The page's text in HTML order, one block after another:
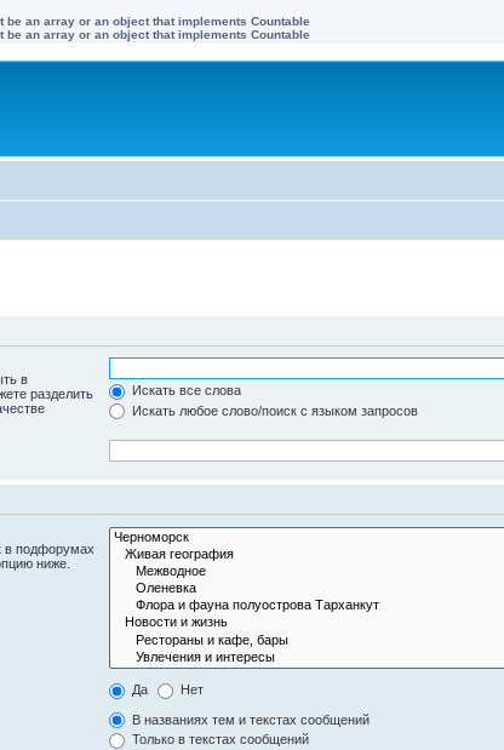
be an array or an object that implements Countable
be an array or an object that implements Countable
в
разделить
Искать все слова
Искать любое слово/поиск с языком запросов
в подфорумах
ниже.
Да Нет
В названиях тем и текстах сообщений
Только в текстах сообщений